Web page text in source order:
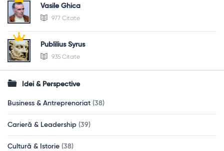
Vasile Ghica
977 Citate
Publilius Syrus
935 Citate
Idei & Perspective
Business & Antreprenoriat (38)
Carieră & Leadership (39)
Cultură & Istorie (38)